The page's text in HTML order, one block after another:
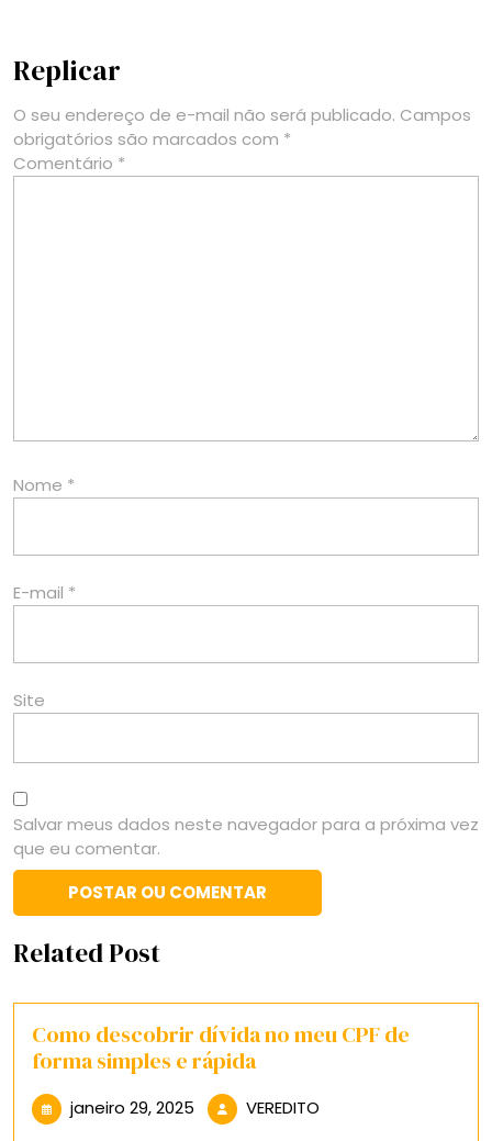
Replicar
O seu endereço de e-mail não será publicado. Campos
obrigatórios são marcados com *
Comentário *
Nome *
E-mail *
Site
Salvar meus dados neste navegador para a próxima vez
que eu comentar.
Related Post
Como descobrir dívida no meu CPF de
forma simples e rápida
janeiro 29, 2025 janeiroVEREDITO